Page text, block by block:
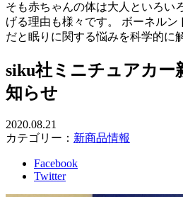
そも赤ちゃんの体は大人といろい
げる理由も様々です。 ボーネルン
だと眠りに関する悩みを科学的に
siku社ミニチュアカー
知らせ
2020.08.21
カテゴリー： 新商品情報
Facebook
Twitter